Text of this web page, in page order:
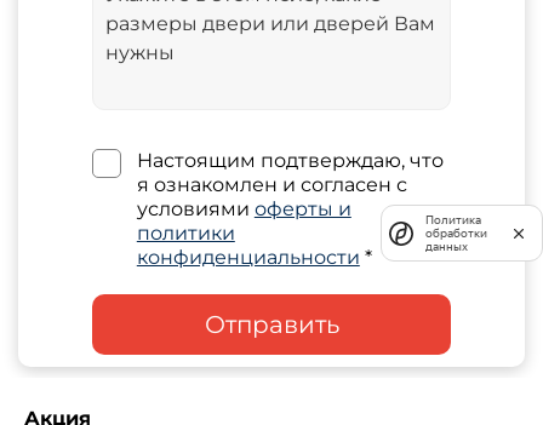
Настоящим подтверждаю, что
я ознакомлен и согласен с
условиями оферты и
политики
конфиденциальности *
Отправить
Акция
Политика
обработки
данных